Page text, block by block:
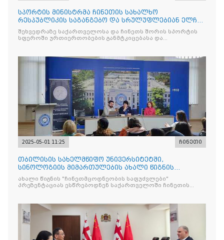
სპორტის მინისტრმა ჩინეთის სახალხო
რესპუბლიკის საგანგებო და სრულუფლებიან ელჩს
უმასპინძლა
შეხვედრაზე საქართველოსა და ჩინეთს შორის სპორტის
სფეროში ურთიერთობების განმტკიცებასა და
2025-05-01 11:25 ჩინეთი
თბილისის სახელმწიფო უნივერსიტეტში,
სინოლოგიის მიმართულების ახალი წიგნის
"ჩინეთმცოდნეობის საფუძვ
ახალი წიგნის "ჩინეთმცოდნეობის საფუძვლები"
პრეზენტაციას ესწრებოდნენ საქართველოში ჩინეთის